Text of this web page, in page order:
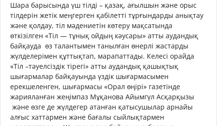
Шара барысында үш тілді – қазақ, ағылшын және орыс
тілдерін жетік меңгерген қабілетті тұрғындарды анықтау
және қолдау, тіл мәдениетін көтеру мақсатында
өткізілген «Тіл — тұнық ойдың кәусары» атты аудандық
байқауда өз талантымен танылған өнерлі жастарды
жүлделерімен құттықтап, марапаттады. Келесі орайда
«Тіл –тәуелсіздік тірегі» атты аудандық қашықтық
шығармалар байқауында үздік шығармасымен
ерекшеленген, шығармасы «Орал өңірі» газетінде
жарияланған жеңімпаз Мұқанова Айымгүл Асқарқызы
және өзге де жүлдегер атанған қатысушылар арнайы
алғыс хаттармен және бағалы сыйлықтармен